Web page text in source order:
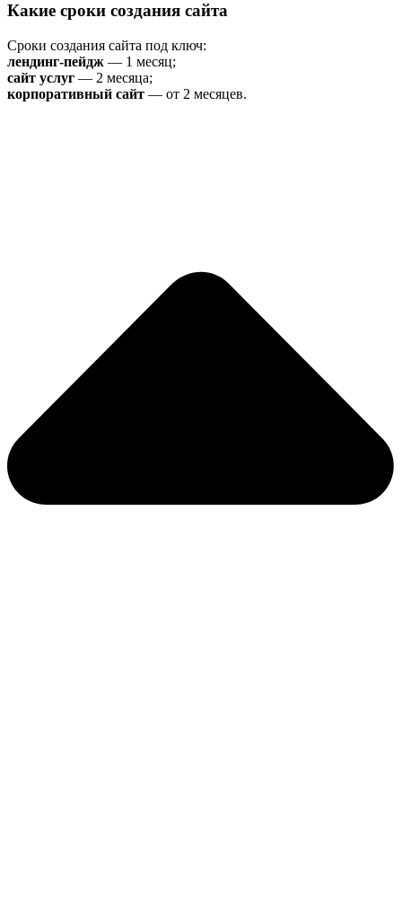
Какие сроки создания сайта
Сроки создания сайта под ключ:
лендинг-пейдж — 1 месяц;
сайт услуг — 2 месяца;
корпоративный сайт — от 2 месяцев.